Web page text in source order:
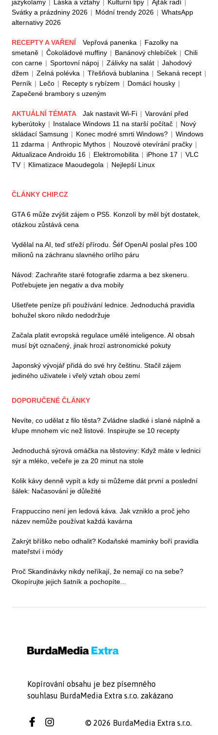
jazykolamy | Láska a vztahy | Kulturní tipy | Ajťák radí |
Svátky a prázdniny 2026 | Módní trendy 2026 | WhatsApp
alternativy 2026
RECEPTY A VAŘENÍ Vepřová panenka | Fazolky na
smetaně | Čokoládové muffiny | Banánový chlebíček | Chili
con carne | Sportovní nápoj | Zálivky na salát | Jahodový
džem | Zelná polévka | Třešňová bublanina | Sekaná recept |
Perník | Lečo | Recepty s rybízem | Domácí housky |
Zapečené brambory s uzeným
AKTUÁLNÍ TÉMATA Jak nastavit Wi-Fi | Varování před
kyberútoky | Instalace Windows 11 na starší počítač | Nový
skládací Samsung | Konec modré smrti Windows? | Windows
11 zdarma | Anthropic Mythos | Nouzové otevírání pračky |
Aktualizace Androidu 16 | Elektromobilita | iPhone 17 | VLC
TV | Klimatizace Maoudegola | Nejlepší Linux
ČLÁNKY CHIP.CZ
GTA 6 může zvýšit zájem o PS5. Konzolí by měl být dostatek,
otázkou zůstává cena
Vydělal na AI, teď střeží přírodu. Šéf OpenAI poslal přes 100
milionů na záchranu slavného orlího páru
Návod: Zachraňte staré fotografie zdarma a bez skeneru.
Potřebujete jen negativ a dva mobily
Ušetřete peníze při používání lednice. Jednoduchá pravidla
bohužel skoro nikdo nedodržuje
Začala platit evropská regulace umělé inteligence. AI obsah
musí být označený, jinak hrozí astronomické pokuty
Japonský vývojář přidá do své hry češtinu. Stačil zájem
jediného uživatele i vřelý vztah obou zemí
DOPORUČENÉ ČLÁNKY
Nevíte, co udělat z filo těsta? Zvládne sladké i slané náplně a
křupe mnohem víc než listové. Inspirujte se 10 recepty
Jednoduchá sýrová omáčka na těstoviny: Když máte v lednici
sýr a mléko, večeře je za 20 minut na stole
Kolik kávy denně vypít a kdy si můžeme dát první a poslední
šálek: Načasování je důležité
Frappuccino není jen ledová káva. Jak vzniklo a proč jeho
název nemůže používat každá kavárna
Zakrýt bříško nebo odhalit? Kodaňské maminky boří pravidla
mateřství i módy
Proč Skandinávky nikdy neříkají, že nemají co na sebe?
Okopírujte jejich šatník a pochopíte...
Kopírování obsahu je bez písemného
souhlasu BurdaMedia Extra s.r.o. zakázano
© 2026 BurdaMedia Extra s.r.o.